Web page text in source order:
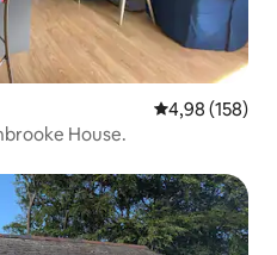
Gemiddelde
4,98 (158)
House.